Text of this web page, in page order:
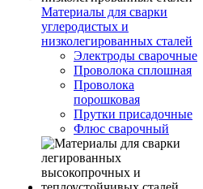
Материалы для сварки
углеродистых и
низколегированных сталей
Электроды сварочные
Проволока сплошная
Проволока
порошковая
Прутки присадочные
Флюс сварочный